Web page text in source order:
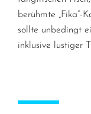
berühmte „Fika“-
sollte unbedingt
inklusive lustiger